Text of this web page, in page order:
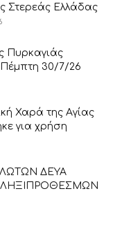
Στερεάς Ελλάδας
Πυρκαγιάς
Πέμπτη 30/7/26
Χαρά της Αγίας
για χρήση
ΔΕΥΑ
ΛΗΞΙΠΡΟΘΕΣΜΩΝ